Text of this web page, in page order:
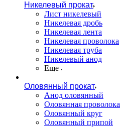
Никелевый прокат
Лист никелевый
Никелевая дробь
Никелевая лента
Никелевая проволока
Никелевая труба
Никелевый анод
Еще
Оловянный прокат
Анод оловянный
Оловянная проволока
Оловянный круг
Оловянный припой